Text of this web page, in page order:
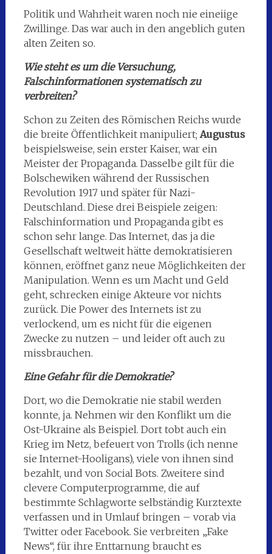
Politik und Wahrheit waren noch nie eineiige
Zwillinge. Das war auch in den angeblich guten
alten Zeiten so.
Wie steht es um die Versuchung,
Falschinformationen systematisch zu
verbreiten?
Schon zu Zeiten des Römischen Reichs wurde
die breite Öffentlichkeit manipuliert; Augustus
beispielsweise, sein erster Kaiser, war ein
Meister der Propaganda. Dasselbe gilt für die
Bolschewiken während der Russischen
Revolution 1917 und später für Nazi-
Deutschland. Diese drei Beispiele zeigen:
Falschinformation und Propaganda gibt es
schon sehr lange. Das Internet, das ja die
Gesellschaft weltweit hätte demokratisieren
können, eröffnet ganz neue Möglichkeiten der
Manipulation. Wenn es um Macht und Geld
geht, schrecken einige Akteure vor nichts
zurück. Die Power des Internets ist zu
verlockend, um es nicht für die eigenen
Zwecke zu nutzen – und leider oft auch zu
missbrauchen.
Eine Gefahr für die Demokratie?
Dort, wo die Demokratie nie stabil werden
konnte, ja. Nehmen wir den Konflikt um die
Ost-Ukraine als Beispiel. Dort tobt auch ein
Krieg im Netz, befeuert von Trolls (ich nenne
sie Internet-Hooligans), viele von ihnen sind
bezahlt, und von Social Bots. Zweitere sind
clevere Computerprogramme, die auf
bestimmte Schlagworte selbständig Kurztexte
verfassen und in Umlauf bringen – vorab via
Twitter oder Facebook. Sie verbreiten „Fake
News“, für ihre Enttarnung braucht es